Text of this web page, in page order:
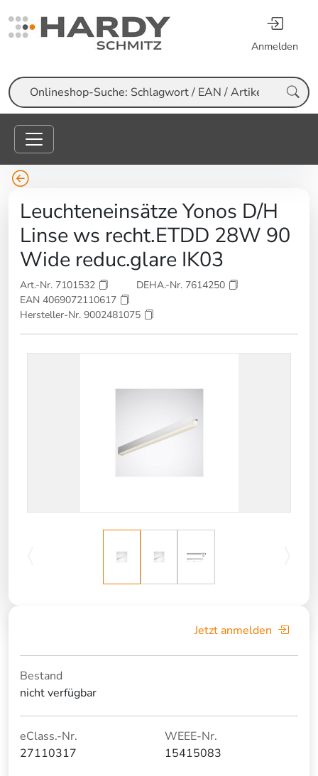
Anmelden
Suche
Leuchteneinsätze Yonos D/H
Linse ws recht.ETDD 28W 90
Wide reduc.glare IK03
Art.-Nr. 7101532
DEHA.-Nr. 7614250
EAN 4069072110617
Hersteller-Nr. 9002481075
Jetzt anmelden
Bestand
nicht verfügbar
eClass.-Nr.
27110317
WEEE-Nr.
15415083